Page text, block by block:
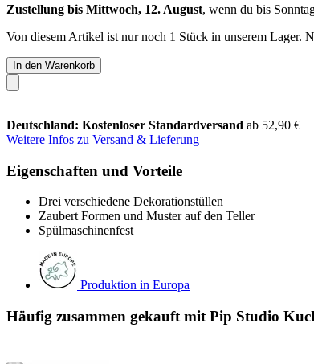
Zustellung bis Mittwoch, 12. August, wenn du bis
Von diesem Artikel ist nur noch 1 Stück in unserem Lager.
In den Warenkorb
Deutschland: Kostenloser Standardversand ab 52,90 €
Weitere Infos zu Versand & Lieferung
Eigenschaften und Vorteile
Drei verschiedene Dekorationstüllen
Zaubert Formen und Muster auf den Teller
Spülmaschinenfest
Produktion in Europa
Häufig zusammen gekauft mit Pip Studio